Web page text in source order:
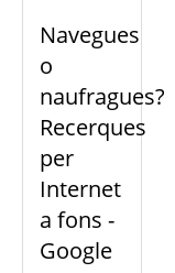
Navegues
o
naufragues?
Recerques
per
Internet
a fons -
Google